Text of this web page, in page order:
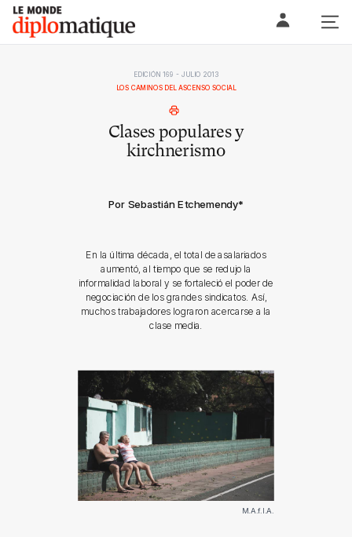
Skip
content
Le monde diplomatique
EDICIÓN 169 - JULIO 2013
LOS CAMINOS DEL ASCENSO SOCIAL
Clases populares y
kirchnerismo
Por Sebastián Etchemendy*
En la última década, el total de asalariados
aumentó, al tiempo que se redujo la
informalidad laboral y se fortaleció el poder de
negociación de los grandes sindicatos. Así,
muchos trabajadores lograron acercarse a la
clase media.
M.A.f.I.A.